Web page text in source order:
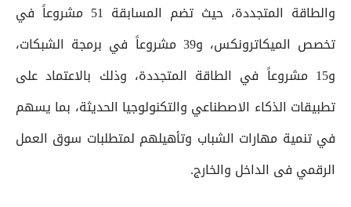
والطاقة المتجددة، حيث تضم المسابقة 51 مشروعاً في
تخصص الميكاترونكس، و39 مشروعاً في برمجة الشبكات،
و15 مشروعاً في الطاقة المتجددة، وذلك بالاعتماد على
تطبيقات الذكاء الاصطناعي والتكنولوجيا الحديثة، بما يسهم
في تنمية مهارات الشباب وتأهيلهم لمتطلبات سوق العمل
الرقمي فى الداخل والخارج.